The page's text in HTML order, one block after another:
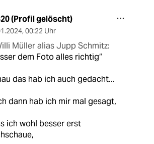
(Profil gelöscht)
, 00:22 Uhr
Müller alias Jupp Schmitz:
dem Foto alles richtig“
das hab ich auch gedacht...
dann hab ich mir mal gesagt,
ich wohl besser erst